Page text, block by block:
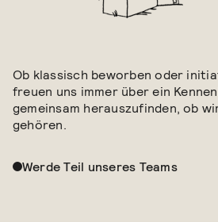
Ob klassisch beworben oder
freuen uns immer über ein
gemeinsam herauszufinden, ob
gehören.
Werde Teil unseres Teams